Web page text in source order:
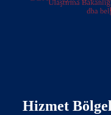
Hizmet